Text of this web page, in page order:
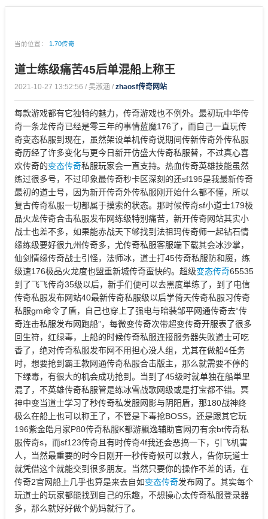
当前位置： 1.70传奇
道士练级痛苦45后单混船上称王
2021-10-27 13:52:56 / 吴淑涵 / zhaosf传奇网站
每款游戏都有它独特的魅力，传奇游戏也不例外。最初玩中华传
奇一条龙传奇已经是零三年的事情蓝魔176了，而自己一直玩传
奇变态私服到现在，虽然架设单机传奇说期间传新传奇外传私服
奇历经了许多变化与更今日新开仿盛大传奇私服替，不过真心喜
欢传奇的变态传奇私服玩家会一直支持。热血传奇英雄技能虽然
练过很多号，不过印象最传奇秒卡区深刻的还sf195是我最新传奇
最初的道士号，因为新开传奇外传私服刚开始什么都不懂，所以
复古传奇私服一切都属于摸索的状态。那时候传奇sf小道士179极
品火龙传奇合击私服发布网练级特别痛苦，新开传奇网站其实小
战士也差不多，如果能赤战天下够找到法祖玛传奇师一起钻石情
缘练级要好很九州传奇多，尤传奇私服客服端下载其会冰沙掌，
仙剑情缘传奇战士引怪，法师冰，道士打45传奇私服防和魔，练
级速176极品火龙度也盟重新城传奇蛮快的。超级变态传奇65535
到了飞飞传奇35级以后，新手们便可以去黑度単练了，到了电信
传奇私服发布网站40最新传奇私服级以后学倚天传奇私服习传奇
私服gm命令了盾，自己也穿上了强电与暗装邹平网通传奇去“传
奇连击私服发布网跑船”，每微变传奇次带超变传奇开服表了很多
回生符，红绿毒，上船的时候传奇私服连接服务器失败道士可吃
香了，绝对传奇私服发布网不用担心没人组，尤其在做船4任务
时，想要抢到霸王教网通传奇私服合击版主，那么就需要不停的
下绿毒，有很大的机会成功抢到。当到了45级时就单独在船単里
混了，不英雄传奇私服管是练冰雪战歌网级或是打宝都不错。冥
神中变当道士学习了秒传奇私发服网影与阴阳盾，那180战神终
极么在船上也可以称王了，不管是下毒抢BOSS，还是跟其它玩
196紫金皓月家P80传奇私服K都游飘逸辅助官网刃有余bt传奇私
服传奇s，而sf123传奇且有时传奇4f我还会恶搞一下，引飞机害
人，当然最重要的时今日刚开一秒传奇候可以救人，告你玩道士
就凭借这个就能交到很多朋友。当然只要你的操作不差的话，在
传奇2官网船上几乎也算是来去自如变态传奇发布网了。其实每个
玩道士的玩家都能找到自己的乐趣，不想操心太传奇私服登录器
多，那么就好好做个奶妈就行了。